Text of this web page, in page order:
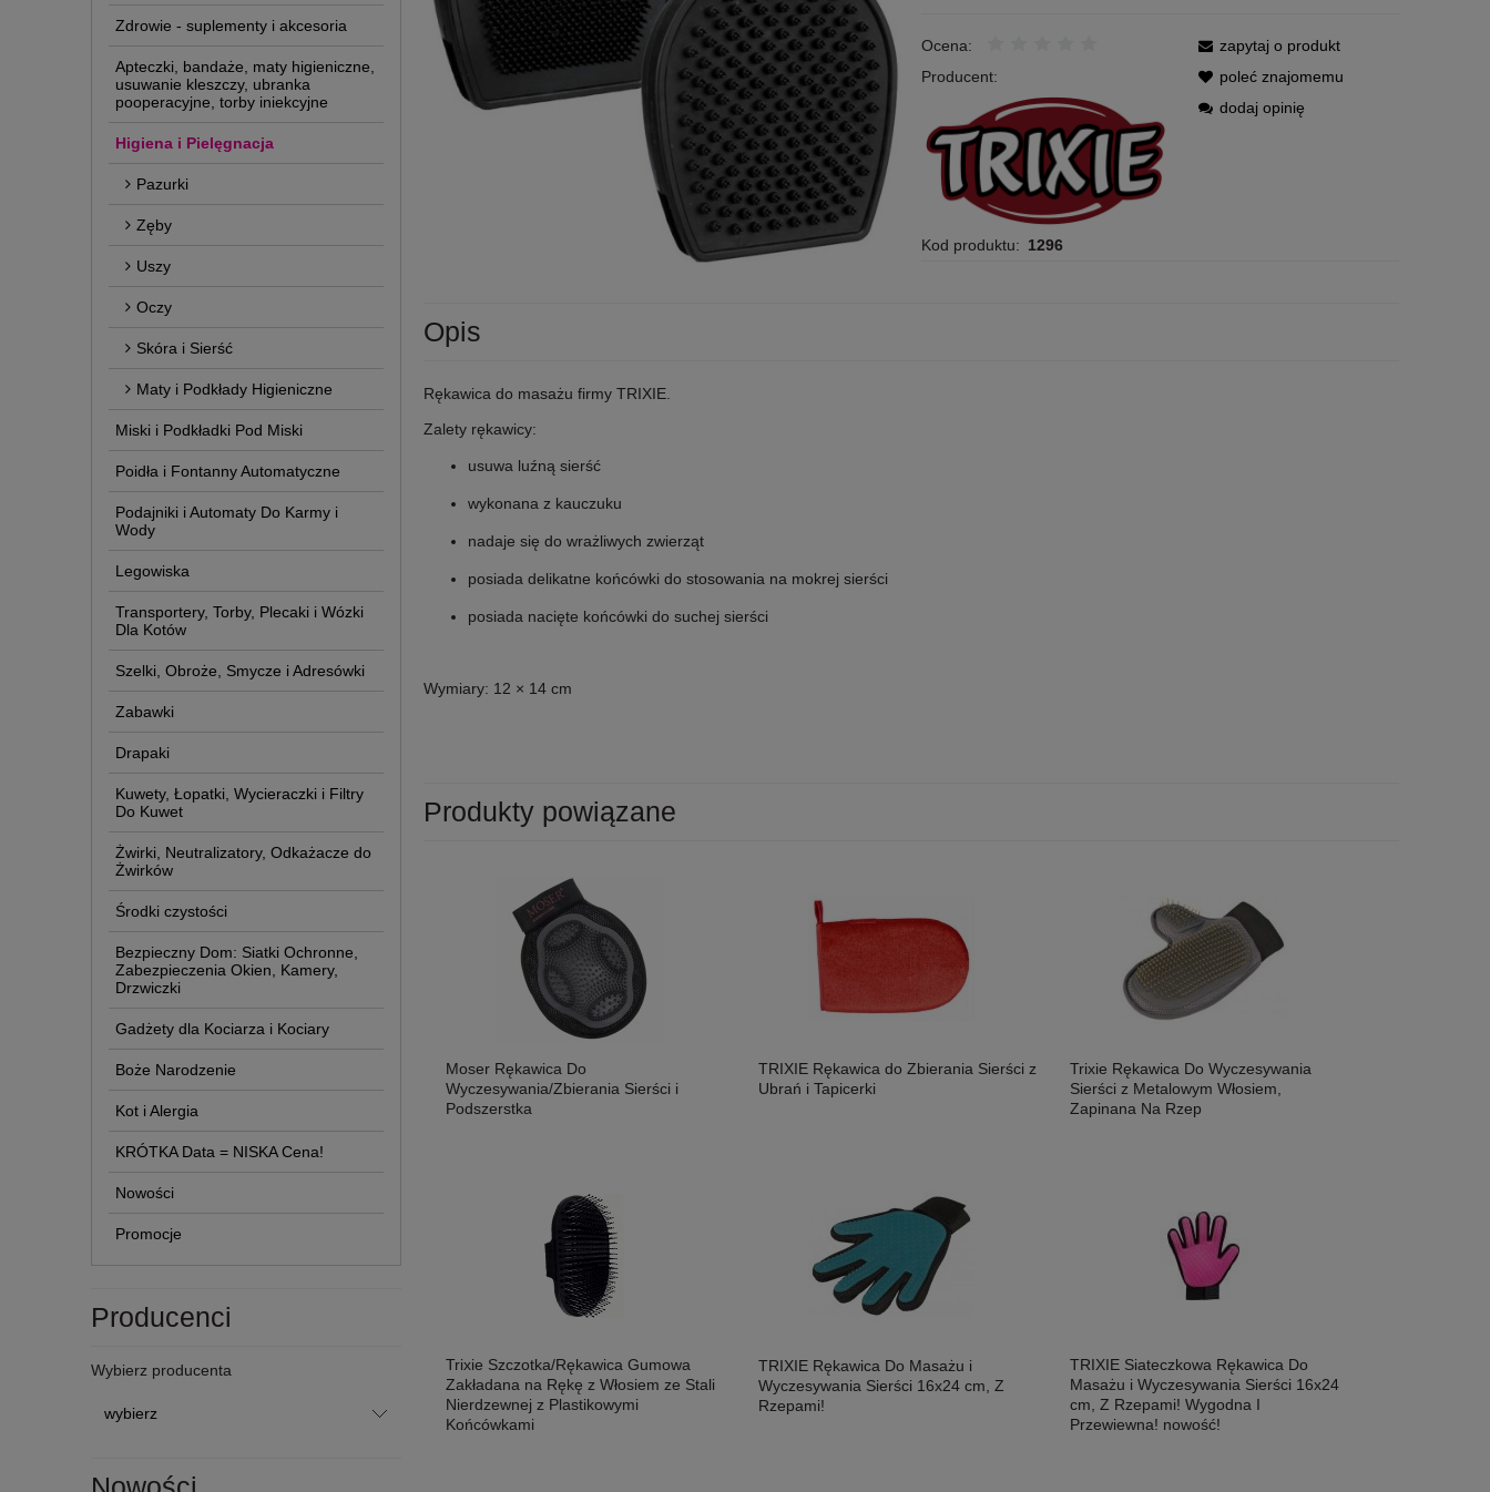
Zdrowie - suplementy i akcesoria
Apteczki, bandaże, maty higieniczne,
usuwanie kleszczy, ubranka
pooperacyjne, torby iniekcyjne
Higiena i Pielęgnacja
Pazurki
Zęby
Uszy
Oczy
Skóra i Sierść
Maty i Podkłady Higieniczne
Miski i Podkładki Pod Miski
Poidła i Fontanny Automatyczne
Podajniki i Automaty Do Karmy i
Wody
Legowiska
Transportery, Torby, Plecaki i Wózki
Dla Kotów
Szelki, Obroże, Smycze i Adresówki
Zabawki
Drapaki
Kuwety, Łopatki, Wycieraczki i Filtry
Do Kuwet
Żwirki, Neutralizatory, Odkażacze do
Żwirków
Środki czystości
Bezpieczny Dom: Siatki Ochronne,
Zabezpieczenia Okien, Kamery,
Drzwiczki
Gadżety dla Kociarza i Kociary
Boże Narodzenie
Kot i Alergia
KRÓTKA Data = NISKA Cena!
Nowości
Promocje
Producenci
Wybierz producenta
Ocena:
Producent:
Kod produktu: 1296
zapytaj o produkt
poleć znajomemu
dodaj opinię
Opis
Rękawica do masażu firmy TRIXIE.
Zalety rękawicy:
usuwa luźną sierść
wykonana z kauczuku
nadaje się do wrażliwych zwierząt
posiada delikatne końcówki do stosowania na mokrej sierści
posiada nacięte końcówki do suchej sierści
Wymiary: 12 × 14 cm
Produkty powiązane
Moser Rękawica Do
Wyczesywania/Zbierania Sierści i
Podszerstka
TRIXIE Rękawica do Zbierania Sierści z
Ubrań i Tapicerki
Trixie Rękawica Do Wyczesywania
Sierści z Metalowym Włosiem,
Zapinana Na Rzep
Trixie Szczotka/Rękawica Gumowa
Zakładana na Rękę z Włosiem ze Stali
Nierdzewnej z Plastikowymi
Końcówkami
TRIXIE Rękawica Do Masażu i
Wyczesywania Sierści 16x24 cm, Z
Rzepami!
TRIXIE Siateczkowa Rękawica Do
Masażu i Wyczesywania Sierści 16x24
cm, Z Rzepami! Wygodna I
Przewiewna! nowość!